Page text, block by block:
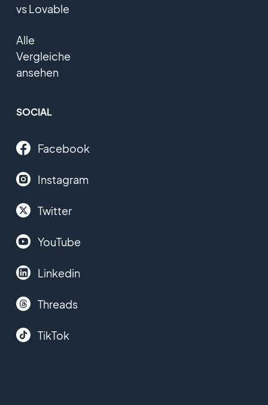
vs Lovable
Alle
Vergleiche
ansehen
SOCIAL
Facebook
Instagram
Twitter
YouTube
Linkedin
Threads
TikTok